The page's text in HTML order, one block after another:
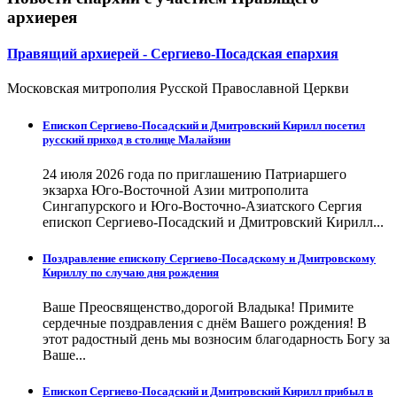
архиерея
Правящий архиерей - Сергиево-Посадская епархия
Московская митрополия Русской Православной Церкви
Епископ Сергиево-Посадский и Дмитровский Кирилл посетил
русский приход в столице Малайзии
24 июля 2026 года по приглашению Патриаршего
экзарха Юго-Восточной Азии митрополита
Сингапурского и Юго-Восточно-Азиатского Сергия
епископ Сергиево-Посадский и Дмитровский Кирилл...
Поздравление епископу Сергиево-Посадскому и Дмитровскому
Кириллу по случаю дня рождения
Ваше Преосвященство,дорогой Владыка! Примите
сердечные поздравления с днём Вашего рождения! В
этот радостный день мы возносим благодарность Богу за
Ваше...
Епископ Сергиево-Посадский и Дмитровский Кирилл прибыл в